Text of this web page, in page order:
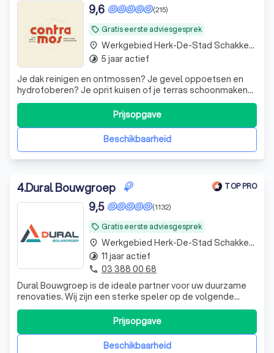
local_offer Gratis eerste adviesgesprek
(215)
9,6
Je dak reinigen en ontmossen? Je gevel oppoetsen en
hydrofoberen? Je oprit kuisen of je terras schoonmaken?
Contramos is jouw specialist in het reinigen van daken,
opritten, terrassen en gevels.
Beschikbaarheid
Prijsopgave
place Werkgebied Herk-De-Stad Schakkebroek
timelapse 5 jaar actief
4.Dural Bouwgroep TOP PRO
local_offer Gratis eerste adviesgesprek
(1132)
9,5
Dural Bouwgroep is de ideale partner voor uw duurzame
renovaties. Wij zijn een sterke speler op de volgende
terreinen: hellende daken, platte daken en zonnepanelen.
Onze aanpak en expertise gaan ver en wij hebben meer
dan 25 jaar ervaring in huis. Als uw duurzame partner
zorgen wij er voor dat uw dBeschikbaarheid
Prijsopgave
place Werkgebied Herk-De-Stad Schakkebroek
timelapse 11 jaar actief
phone 03 388 00 68